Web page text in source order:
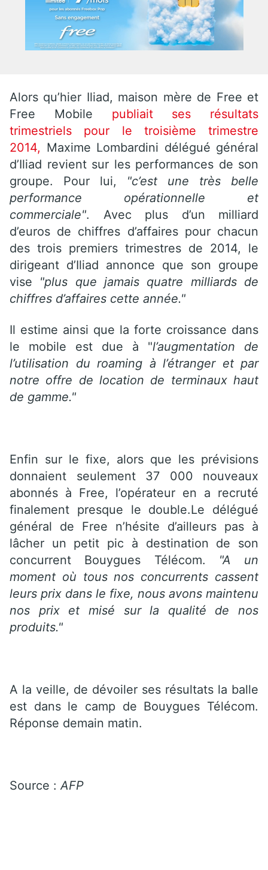
Alors qu’hier Iliad, maison mère de Free et
Free Mobile publiait ses résultats
trimestriels pour le troisième trimestre
2014, Maxime Lombardini délégué général
d’Iliad revient sur les performances de son
groupe. Pour lui, "c’est une très belle
performance opérationnelle et
commerciale". Avec plus d’un milliard
d’euros de chiffres d’affaires pour chacun
des trois premiers trimestres de 2014, le
dirigeant d’Iliad annonce que son groupe
vise "plus que jamais quatre milliards de
chiffres d’affaires cette année."
Il estime ainsi que la forte croissance dans
le mobile est due à "l’augmentation de
l’utilisation du roaming à l’étranger et par
notre offre de location de terminaux haut
de gamme."
Enfin sur le fixe, alors que les prévisions
donnaient seulement 37 000 nouveaux
abonnés à Free, l’opérateur en a recruté
finalement presque le double.Le délégué
général de Free n’hésite d’ailleurs pas à
lâcher un petit pic à destination de son
concurrent Bouygues Télécom. "A un
moment où tous nos concurrents cassent
leurs prix dans le fixe, nous avons maintenu
nos prix et misé sur la qualité de nos
produits."
A la veille, de dévoiler ses résultats la balle
est dans le camp de Bouygues Télécom.
Réponse demain matin.
Source :AFP